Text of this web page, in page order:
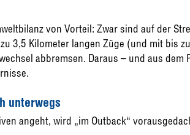
von Vorteil: Zwar sind auf der
3,5 Kilometer langen Züge (und mit bis
abbremsen. Daraus – und aus dem
unterwegs
angeht, wird „im Outback“